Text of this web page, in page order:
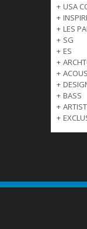
+ USA
+
+ LES
+ SG
+ ES
+
+
+
+ BASS
+ ARTIST
+